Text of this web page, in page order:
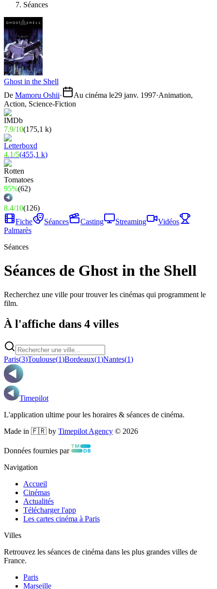
Séances
Ghost in the Shell
De Mamoru Oshii· Au cinéma le29 janv. 1997·Animation,
Action, Science-Fiction
7.9/10(175,1 k)
4.1/5(455,1 k)
95%(62)
8.4/10(126)
Fiche
Séances Casting Streaming
Vidéos
Palmarès
Séances
Séances de Ghost in the Shell
Recherchez une ville pour trouver les cinémas qui programment le
film.
À l'affiche dans 4 villes
Paris(3)Toulouse(1)Bordeaux(1)Nantes(1)
Timepilot
L'application ultime pour les horaires & séances de cinéma.
Made in 🇫🇷 by Timepilot Agency © 2026
Données fournies par
Navigation
Accueil
Cinémas
Actualités
Télécharger l'app
Les cartes cinéma à Paris
Villes
Retrouvez les séances de cinéma dans les plus grandes villes de
France.
Paris
Marseille